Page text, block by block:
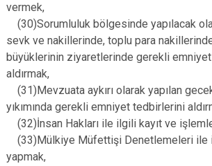
vermek,
(30)Sorumluluk bölgesinde yapılacak
sevk ve nakillerinde, toplu para
büyüklerinin ziyaretlerinde gerekli
aldırmak,
(31)Mevzuata aykırı olarak yapılan
yıkımında gerekli emniyet tedbirlerini
(32)İnsan Hakları ile ilgili kayıt ve
(33)Mülkiye Müfettişi Denetlemeleri ile
yapmak,